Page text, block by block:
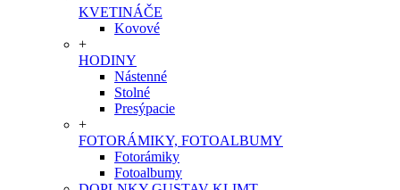
KVETINÁČE
Kovové
+
HODINY
Nástenné
Stolné
Presýpacie
+
FOTORÁMIKY, FOTOALBUMY
Fotorámiky
Fotoalbumy